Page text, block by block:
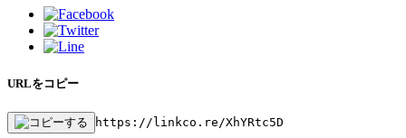
URLをコピー
https://linkco.re/XhYRtc5D